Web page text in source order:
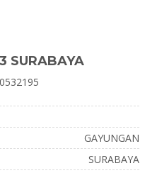
SURABAYA
GAYUNGAN
SURABAYA